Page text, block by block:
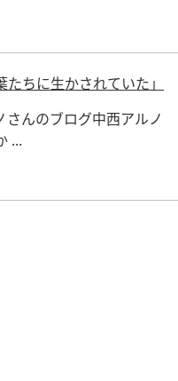
ちに生かされていた」
んのブログ中西アルノ
...